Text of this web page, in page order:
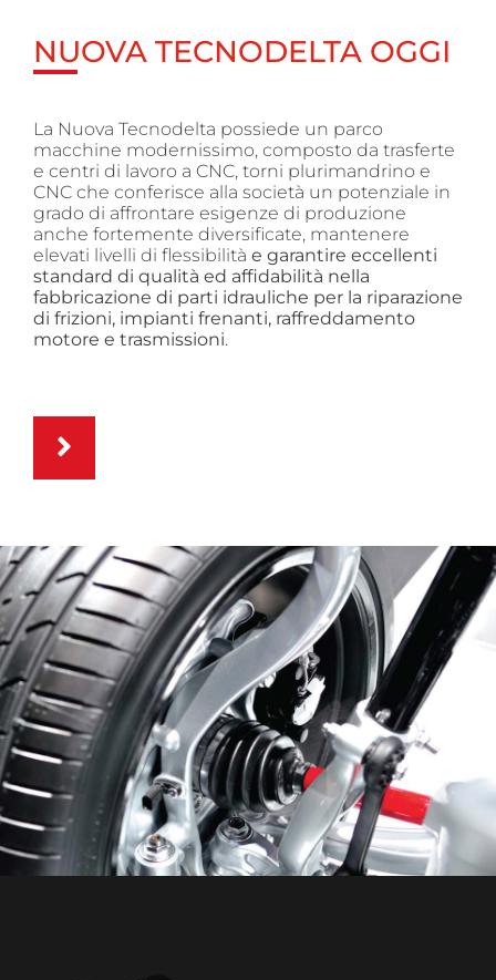
NUOVA TECNODELTA OGGI
La Nuova Tecnodelta possiede un parco
macchine modernissimo, composto da trasferte
e centri di lavoro a CNC, torni plurimandrino e
CNC che conferisce alla società un potenziale in
grado di affrontare esigenze di produzione
anche fortemente diversificate, mantenere
elevati livelli di flessibilità e garantire eccellenti
standard di qualità ed affidabilità nella
fabbricazione di parti idrauliche per la riparazione
di frizioni, impianti frenanti, raffreddamento
motore e trasmissioni.